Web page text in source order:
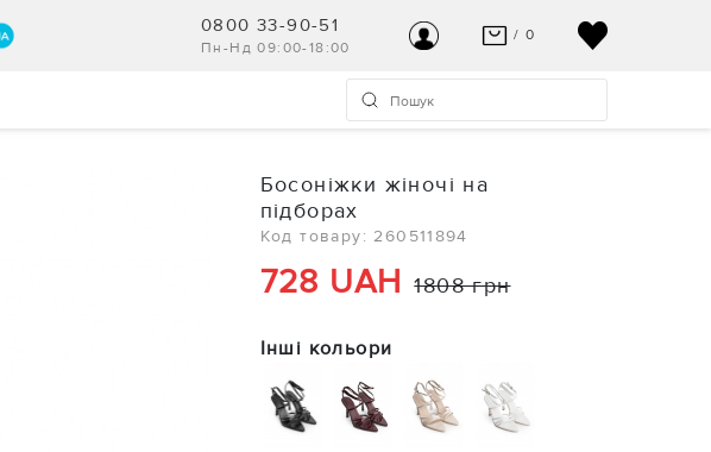
0800 33-90-51
Пн-Нд 09:00-18:00
/ 0
ВАШ КОШИК ПУСТИЙ
ПЕРЕГЛЯНУТИ
Босоніжки жіночі на
підборах
Код товару: 260511894
728 UAH 1808 грн
Інші кольори